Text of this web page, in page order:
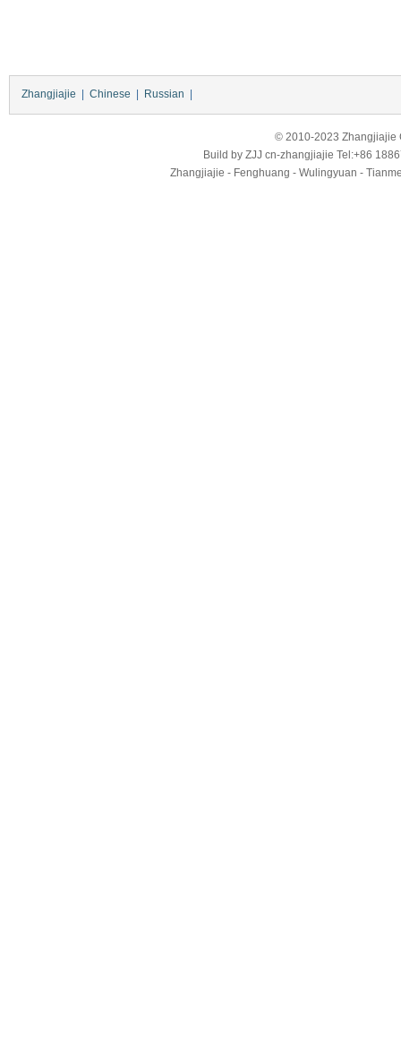
Zhangjiajie Chinese Russian
© 2010-2023 Zhangjiajie
Build by ZJJ cn-zhangjiajie Tel:+86
Zhangjiajie - Fenghuang - Wulingyuan -